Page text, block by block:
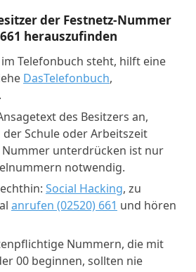
der Festnetz-Nummer
herauszufinden
Telefonbuch steht, hilft eine
DasTelefonbuch,
.
des Besitzers an,
Schule oder Arbeitszeit
unterdrücken ist nur
notwendig.
Social Hacking, zu
anrufen (02520) 661 und hören
Nummern, die mit
00 beginnen, sollten nie